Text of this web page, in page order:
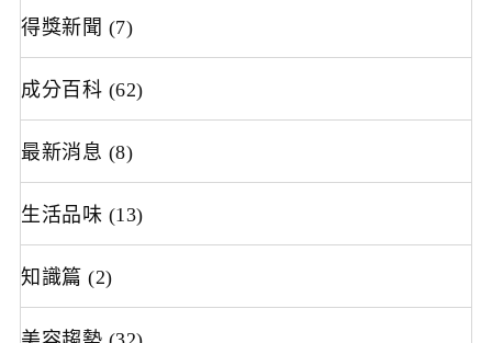
得獎新聞 (7)
成分百科 (62)
最新消息 (8)
生活品味 (13)
知識篇 (2)